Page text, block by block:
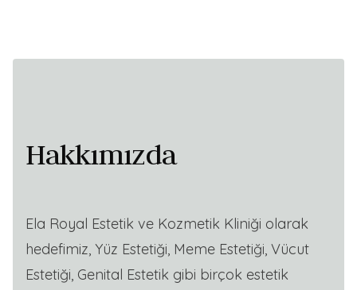
Hakkımızda
Ela Royal Estetik ve Kozmetik Kliniği olarak
hedefimiz, Yüz Estetiği, Meme Estetiği, Vücut
Estetiği, Genital Estetik gibi birçok estetik